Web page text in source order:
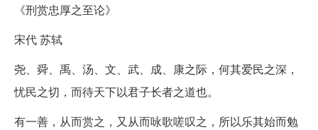
《刑赏忠厚之至论》
宋代 苏轼
尧、舜、禹、汤、文、武、成、康之际，何其爱民之深，
忧民之切，而待天下以君子长者之道也。
有一善，从而赏之，又从而咏歌嗟叹之，所以乐其始而勉